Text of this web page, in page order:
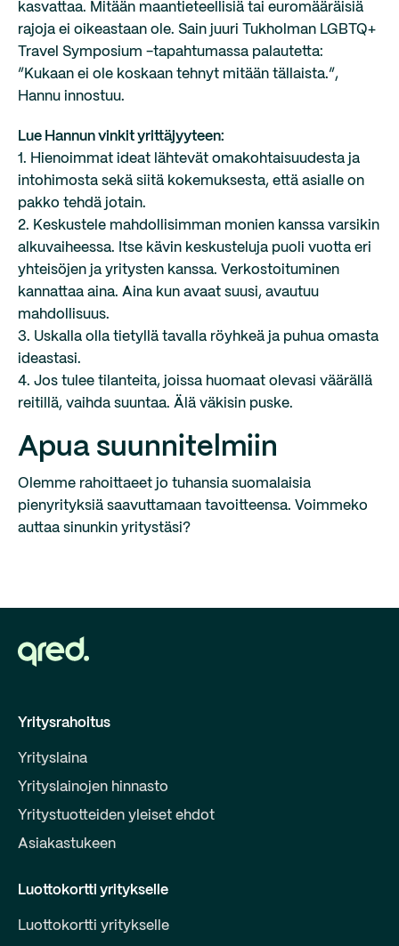
kasvattaa. Mitään maantieteellisiä tai euromääräisiä
rajoja ei oikeastaan ole. Sain juuri Tukholman LGBTQ+
Travel Symposium -tapahtumassa palautetta:
”Kukaan ei ole koskaan tehnyt mitään tällaista.”,
Hannu innostuu.
Lue Hannun vinkit yrittäjyyteen:
1. Hienoimmat ideat lähtevät omakohtaisuudesta ja
intohimosta sekä siitä kokemuksesta, että asialle on
pakko tehdä jotain.
2. Keskustele mahdollisimman monien kanssa varsikin
alkuvaiheessa. Itse kävin keskusteluja puoli vuotta eri
yhteisöjen ja yritysten kanssa. Verkostoituminen
kannattaa aina. Aina kun avaat suusi, avautuu
mahdollisuus.
3. Uskalla olla tietyllä tavalla röyhkeä ja puhua omasta
ideastasi.
4. Jos tulee tilanteita, joissa huomaat olevasi väärällä
reitillä, vaihda suuntaa. Älä väkisin puske.
Apua suunnitelmiin
Olemme rahoittaeet jo tuhansia suomalaisia
pienyrityksiä saavuttamaan tavoitteensa. Voimmeko
auttaa sinunkin yritystäsi?
Yritysrahoitus
Yrityslaina
Yrityslainojen hinnasto
Yritystuotteiden yleiset ehdot
Asiakastukeen
Luottokortti yritykselle
Luottokortti yritykselle